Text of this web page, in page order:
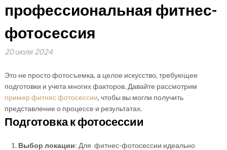
профессиональная фитнес-
фотосессия
20 июля 2024
Это не просто фотосъемка, а целое искусство, требующее
подготовки и учета многих факторов. Давайте рассмотрим
пример фитнес фотосессии, чтобы вы могли получить
представление о процессе и результатах.
Подготовка к фотосессии
Выбор локации: Для фитнес-фотосессии идеально